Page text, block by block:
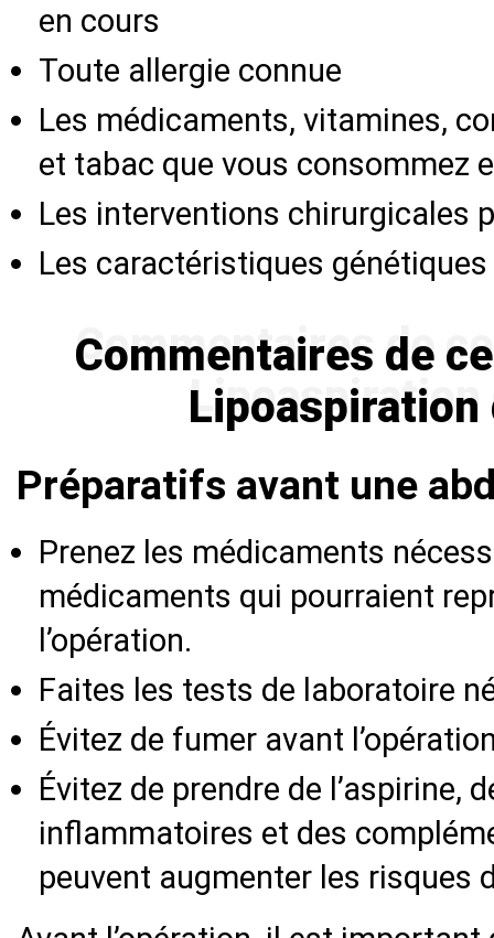
en cours
Toute allergie connue
Les médicaments, vitamines,
et tabac que vous consommez
Les interventions chirurgicales
Les caractéristiques
Commentaires de
Lipoaspiration
Préparatifs avant une
Prenez les médicaments
médicaments qui pourraient
l’opération.
Faites les tests de laboratoire
Évitez de fumer avant
Évitez de prendre de l’aspirine,
inflammatoires et des
peuvent augmenter les risques